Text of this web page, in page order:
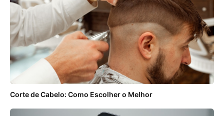
Corte de Cabelo: Como Escolher o Melhor